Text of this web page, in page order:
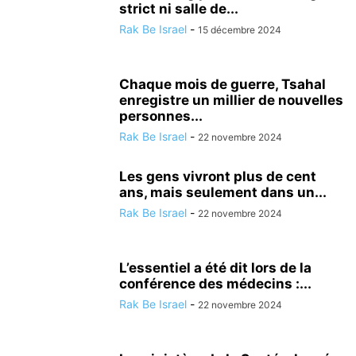
strict ni salle de...
Rak Be Israel - 15 décembre 2024
Chaque mois de guerre, Tsahal
enregistre un millier de nouvelles
personnes...
Rak Be Israel - 22 novembre 2024
Les gens vivront plus de cent
ans, mais seulement dans un...
Rak Be Israel - 22 novembre 2024
L’essentiel a été dit lors de la
conférence des médecins :...
Rak Be Israel - 22 novembre 2024